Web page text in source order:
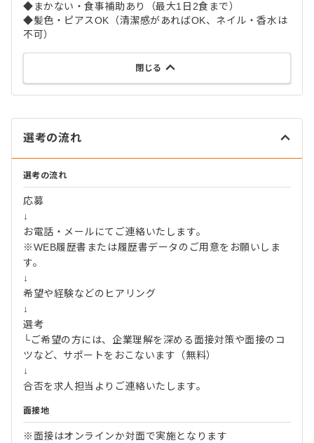
◆まかない・食事補助あり（最大1日2食まで）
◆髪色・ピアスOK（清潔感があればOK、ネイル・香水は
不可）
閉じる
選考の流れ
選考の流れ
応募
↓
お電話・メールにてご連絡いたします。
※WEB履歴書または履歴書データのご用意をお願いしま
す。
↓
希望や経験などのヒアリング
↓
選考
└ご希望の方には、企業理解を深める面接対策や面接のコ
ツなど、サポートをおこないます（無料）
↓
合否を求人担当よりご連絡いたします。
面接地
※面接はオンラインか対面で実施となります